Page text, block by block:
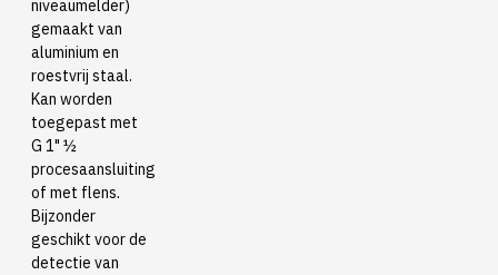
niveaumelder)
gemaakt van
aluminium en
roestvrij staal.
Kan worden
toegepast met
G 1" ½
procesaansluiting
of met flens.
Bijzonder
geschikt voor de
detectie van